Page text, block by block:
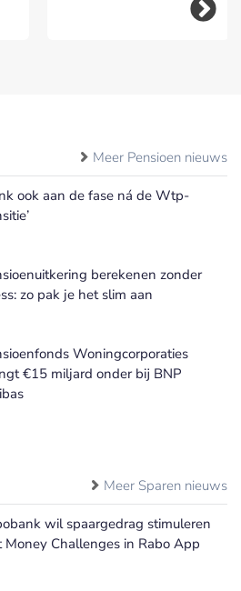
Meer Pensioen nieuws
ook aan de fase ná de Wtp-
berekenen zonder
zo pak je het slim aan
Woningcorporaties
€15 miljard onder bij BNP
Meer Sparen nieuws
wil spaargedrag stimuleren
Money Challenges in Rabo App